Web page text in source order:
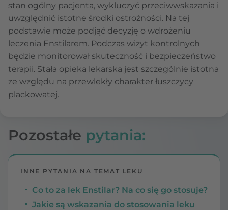
stan ogólny pacjenta, wykluczyć przeciwwskazania i
uwzględnić istotne środki ostrożności. Na tej
podstawie może podjąć decyzję o wdrożeniu
leczenia Enstilarem. Podczas wizyt kontrolnych
będzie monitorował skuteczność i bezpieczeństwo
terapii. Stała opieka lekarska jest szczególnie istotna
ze względu na przewlekły charakter łuszczycy
plackowatej.
Pozostałe pytania:
INNE PYTANIA NA TEMAT LEKU
Co to za lek Enstilar? Na co się go stosuje?
Jakie są wskazania do stosowania leku